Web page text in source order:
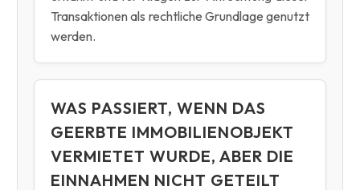
Transaktionen als rechtliche Grundlage genutzt
werden.
WAS PASSIERT, WENN DAS
GEERBTE IMMOBILIENOBJEKT
VERMIETET WURDE, ABER DIE
EINNAHMEN NICHT GETEILT